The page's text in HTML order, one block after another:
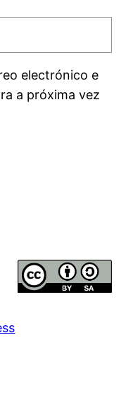
electrónico e
a próxima vez